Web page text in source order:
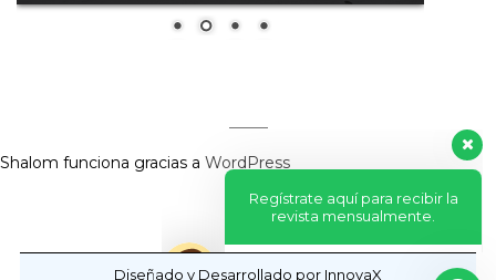
Shalom funciona gracias a WordPress
Diseñado y Desarrollado por InnovaX
?